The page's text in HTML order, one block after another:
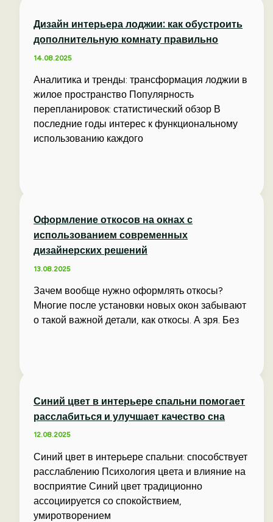
Дизайн интерьера лоджии: как обустроить
дополнительную комнату правильно
14.08.2025
Аналитика и тренды: трансформация лоджии в
жилое пространство Популярность
перепланировок: статистический обзор В
последние годы интерес к функциональному
использованию каждого
Оформление откосов на окнах с
использованием современных
дизайнерских решений
13.08.2025
Зачем вообще нужно оформлять откосы?
Многие после установки новых окон забывают
о такой важной детали, как откосы. А зря. Без
Синий цвет в интерьере спальни помогает
расслабиться и улучшает качество сна
12.08.2025
Синий цвет в интерьере спальни: способствует
расслаблению Психология цвета и влияние на
восприятие Синий цвет традиционно
ассоциируется со спокойствием,
умиротворением